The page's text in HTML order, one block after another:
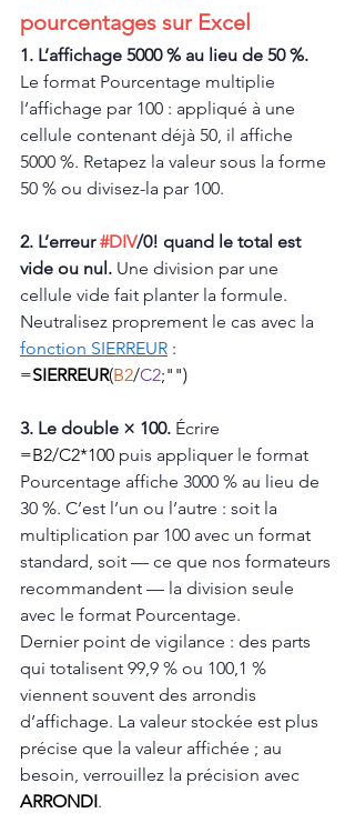
pourcentages sur Excel
1. L’affichage 5000 % au lieu de 50 %.
Le format Pourcentage multiplie
l’affichage par 100 : appliqué à une
cellule contenant déjà 50, il affiche
5000 %. Retapez la valeur sous la forme
50 % ou divisez-la par 100.
2. L’erreur #DIV/0! quand le total est
vide ou nul. Une division par une
cellule vide fait planter la formule.
Neutralisez proprement le cas avec la
fonction SIERREUR :
=SIERREUR(B2/C2;"")
3. Le double × 100. Écrire
=B2/C2*100 puis appliquer le format
Pourcentage affiche 3000 % au lieu de
30 %. C’est l’un ou l’autre : soit la
multiplication par 100 avec un format
standard, soit — ce que nos formateurs
recommandent — la division seule
avec le format Pourcentage.
Dernier point de vigilance : des parts
qui totalisent 99,9 % ou 100,1 %
viennent souvent des arrondis
d’affichage. La valeur stockée est plus
précise que la valeur affichée ; au
besoin, verrouillez la précision avec
ARRONDI.